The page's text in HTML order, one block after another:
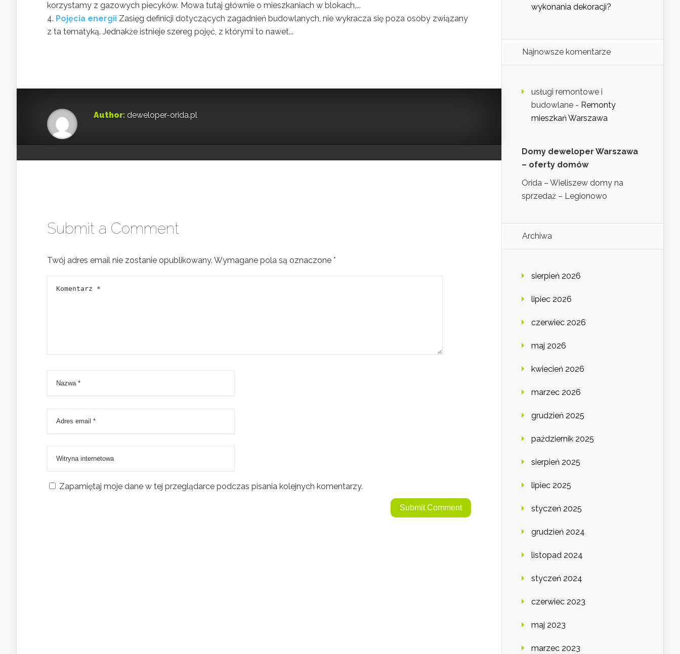
korzystamy z gazowych piecyków. Mowa tutaj głównie o mieszkaniach w blokach,...
Pojęcia energii Zasięg definicji dotyczących zagadnień budowlanych, nie wykracza się poza osoby związany
z ta tematyką. Jednakże istnieje szereg pojęć, z którymi to nawet...
Author: deweloper-orida.pl
Submit a Comment
Twój adres email nie zostanie opublikowany. Wymagane pola są oznaczone *
Zapamiętaj moje dane w tej przeglądarce podczas pisania kolejnych komentarzy.
wykonania dekoracji?
Najnowsze komentarze
usługi remontowe i
budowlane - Remonty
mieszkań Warszawa
Domy deweloper Warszawa
– oferty domów
Orida – Wieliszew domy na
sprzedaż – Legionowo
Archiwa
sierpień 2026
lipiec 2026
czerwiec 2026
maj 2026
kwiecień 2026
marzec 2026
grudzień 2025
październik 2025
sierpień 2025
lipiec 2025
styczeń 2025
grudzień 2024
listopad 2024
styczeń 2024
czerwiec 2023
maj 2023
marzec 2023